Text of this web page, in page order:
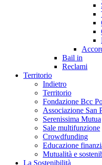
Bail in
Reclami
Territorio
Indietro
Territorio
Fondazione Bcc
Associazione San
Serenissima Mutua
Sale multifunzione
Crowdfunding
Educazione
Mutualità e
La Sostenibilità